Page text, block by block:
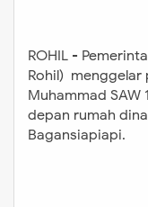
ROHIL -
Rohil) menggelar
Muhammad SAW
depan rumah
Bagansiapiapi.